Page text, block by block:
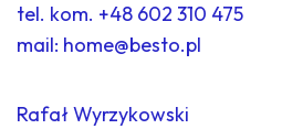
tel. kom. +48 602 310 475
mail: home@besto.pl
Rafał Wyrzykowski